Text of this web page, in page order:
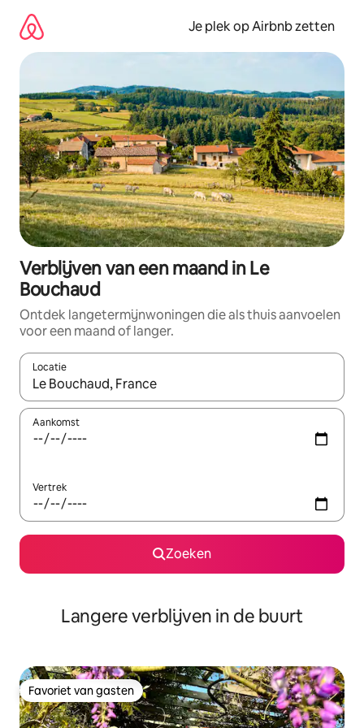
direct
naar
inhoud
Je plek op Airbnb zetten
Verblijven van een maand in Le
Bouchaud
Ontdek langetermijnwoningen die als thuis aanvoelen
voor een maand of langer.
Locatie
Wanneer er resultaten beschikbaar zijn, maak je een keuze
Aankomst
Vertrek
Zoeken
Langere verblijven in de buurt
Favoriet van gasten
Favoriet van gasten